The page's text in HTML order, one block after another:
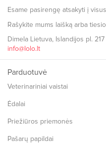
Esame pasirengę atsakyti į
Rašykite mums laišką arba
Dimela Lietuva, Islandijos pl. 217
info@lolo.lt
Parduotuvė
Veterinariniai vaistai
Ėdalai
Priežiūros priemonės
Pašarų papildai